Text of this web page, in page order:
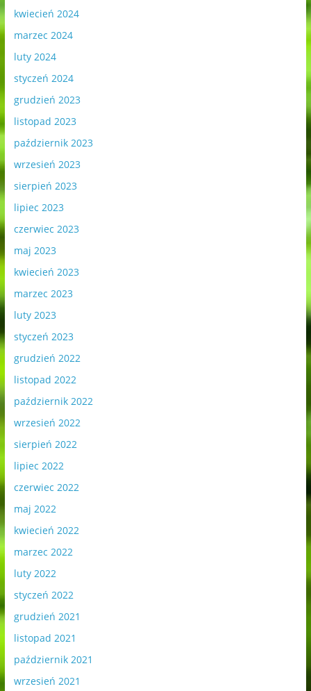
kwiecień 2024
marzec 2024
luty 2024
styczeń 2024
grudzień 2023
listopad 2023
październik 2023
wrzesień 2023
sierpień 2023
lipiec 2023
czerwiec 2023
maj 2023
kwiecień 2023
marzec 2023
luty 2023
styczeń 2023
grudzień 2022
listopad 2022
październik 2022
wrzesień 2022
sierpień 2022
lipiec 2022
czerwiec 2022
maj 2022
kwiecień 2022
marzec 2022
luty 2022
styczeń 2022
grudzień 2021
listopad 2021
październik 2021
wrzesień 2021